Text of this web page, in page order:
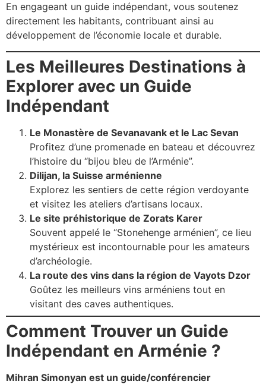
En engageant un guide indépendant, vous soutenez
directement les habitants, contribuant ainsi au
développement de l’économie locale et durable.
Les Meilleures Destinations à
Explorer avec un Guide
Indépendant
Le Monastère de Sevanavank et le Lac Sevan
Profitez d’une promenade en bateau et découvrez
l’histoire du “bijou bleu de l’Arménie”.
Dilijan, la Suisse arménienne
Explorez les sentiers de cette région verdoyante
et visitez les ateliers d’artisans locaux.
Le site préhistorique de Zorats Karer
Souvent appelé le “Stonehenge arménien”, ce lieu
mystérieux est incontournable pour les amateurs
d’archéologie.
La route des vins dans la région de Vayots Dzor
Goûtez les meilleurs vins arméniens tout en
visitant des caves authentiques.
Comment Trouver un Guide
Indépendant en Arménie ?
Mihran Simonyan est un guide/conférencier